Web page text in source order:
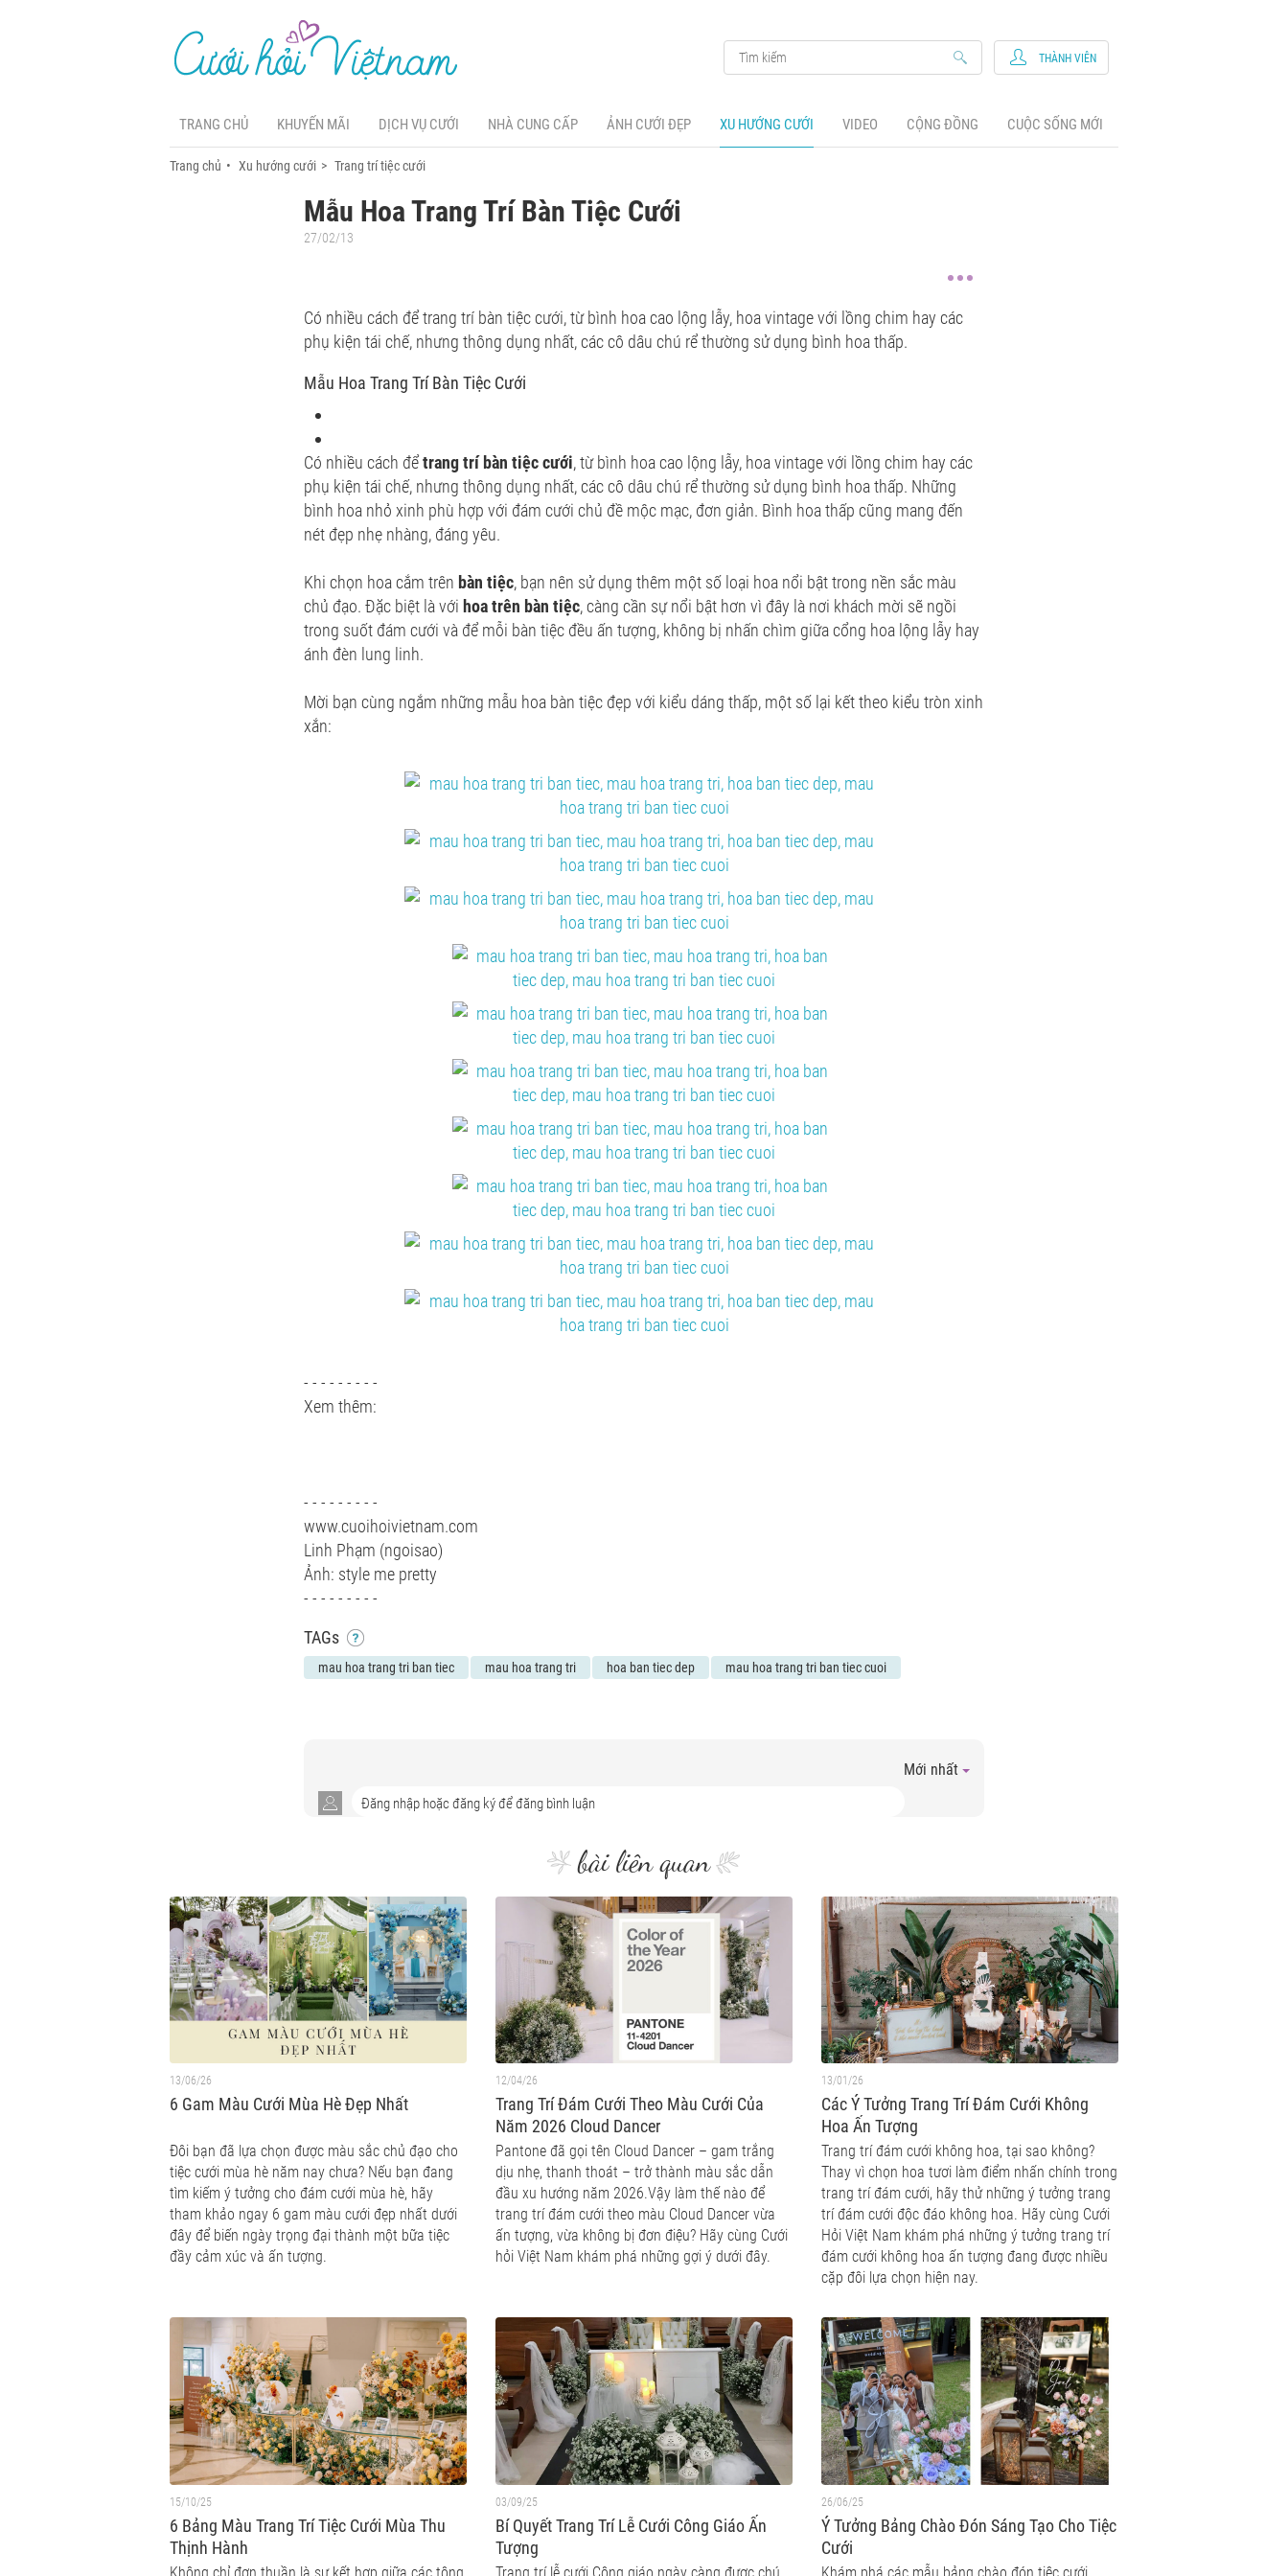
TRANG CHỦ KHUYẾN MÃI DỊCH VỤ CƯỚI NHÀ CUNG CẤP ẢNH CƯỚI ĐẸP XU HƯỚNG CƯỚI VIDEO CỘNG ĐỒNG CUỘC SỐNG MỚI
THÀNH VIÊN
Trang chủ Xu hướng cưới Trang trí tiệc cưới
Mẫu Hoa Trang Trí Bàn Tiệc Cưới
27/02/13
Có nhiều cách để trang trí bàn tiệc cưới, từ bình hoa cao lộng lẫy, hoa vintage với lồng chim hay các
phụ kiện tái chế, nhưng thông dụng nhất, các cô dâu chú rể thường sử dụng bình hoa thấp.
Mẫu Hoa Trang Trí Bàn Tiệc Cưới
Có nhiều cách đểtrang trí bàn tiệc cưới, từ bình hoa cao lộng lẫy, hoa vintage với lồng chim hay các
phụ kiện tái chế, nhưng thông dụng nhất, các cô dâu chú rể thường sử dụng bình hoa thấp. Những
bình hoa nhỏ xinh phù hợp với đám cưới chủ đề mộc mạc, đơn giản. Bình hoa thấp cũng mang đến
nét đẹp nhẹ nhàng, đáng yêu.
Khi chọn hoa cắm trên bàn tiệc, bạn nên sử dụng thêm một số loại hoa nổi bật trong nền sắc màu
chủ đạo. Đặc biệt là với hoa trên bàn tiệc, càng cần sự nổi bật hơn vì đây là nơi khách mời sẽ ngồi
trong suốt đám cưới và để mỗi bàn tiệc đều ấn tượng, không bị nhấn chìm giữa cổng hoa lộng lẫy hay
ánh đèn lung linh.
Mời bạn cùng ngắm những mẫu hoa bàn tiệc đẹp với kiểu dáng thấp, một số lại kết theo kiểu tròn xinh
xắn:
- - - - - - - - -
Xem thêm:
- - - - - - - - -
www.cuoihoivietnam.com
Linh Phạm (ngoisao)
Ảnh: style me pretty
- - - - - - - - -
TAGs
mau hoa trang tri ban tiec mau hoa trang tri hoa ban tiec dep mau hoa trang tri ban tiec cuoi
Mới nhất
bài liên quan
13/06/26
6 Gam Màu Cưới Mùa Hè Đẹp Nhất
Đôi bạn đã lựa chọn được màu sắc chủ đạo cho
tiệc cưới mùa hè năm nay chưa? Nếu bạn đang
tìm kiếm ý tưởng cho đám cưới mùa hè, hãy
tham khảo ngay 6 gam màu cưới đẹp nhất dưới
đây để biến ngày trọng đại thành một bữa tiệc
đầy cảm xúc và ấn tượng.
12/04/26
Trang Trí Đám Cưới Theo Màu Cưới Của
Năm 2026 Cloud Dancer
Pantone đã gọi tên Cloud Dancer – gam trắng
dịu nhẹ, thanh thoát – trở thành màu sắc dẫn
đầu xu hướng năm 2026.Vậy làm thế nào để
trang trí đám cưới theo màu Cloud Dancer vừa
ấn tượng, vừa không bị đơn điệu? Hãy cùng Cưới
hỏi Việt Nam khám phá những gợi ý dưới đây.
13/01/26
Các Ý Tưởng Trang Trí Đám Cưới Không
Hoa Ấn Tượng
Trang trí đám cưới không hoa, tại sao không?
Thay vì chọn hoa tươi làm điểm nhấn chính trong
trang trí đám cưới, hãy thử những ý tưởng trang
trí đám cưới độc đáo không hoa. Hãy cùng Cưới
Hỏi Việt Nam khám phá những ý tưởng trang trí
đám cưới không hoa ấn tượng đang được nhiều
cặp đôi lựa chọn hiện nay.
15/10/25
6 Bảng Màu Trang Trí Tiệc Cưới Mùa Thu
Thịnh Hành
03/09/25
Bí Quyết Trang Trí Lễ Cưới Công Giáo Ấn
Tượng
26/06/25
Ý Tưởng Bảng Chào Đón Sáng Tạo Cho Tiệc
Cưới